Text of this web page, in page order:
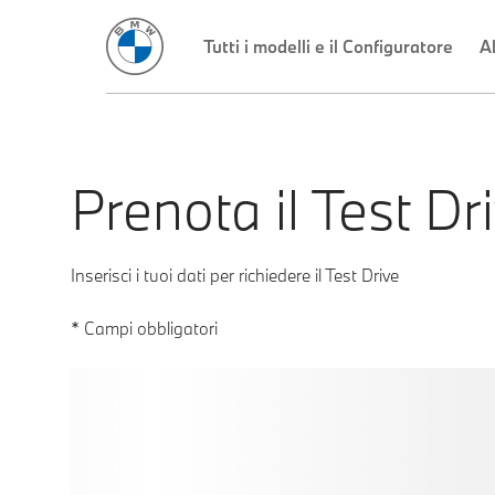
Prenota il Test
Inserisci i tuoi dati per richiedere il Test Drive
* Campi obbligatori